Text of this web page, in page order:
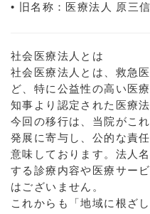
• 旧名称：医療法人 原三
社会医療法人とは
社会医療法人とは、救急
ど、特に公益性の高い医
知事より認定された医療
今回の移行は、当院がこ
発展に寄与し、公的な責
意味しております。法人
する診療内容や医療サー
はございません。
これからも「地域に根ざ